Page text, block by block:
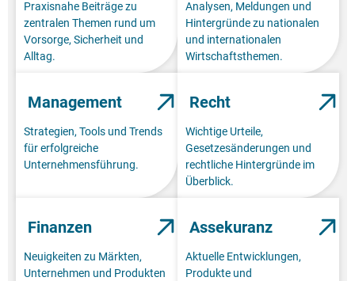
Praxisnahe Beiträge zu
zentralen Themen rund um
Vorsorge, Sicherheit und
Alltag.
Analysen, Meldungen und
Hintergründe zu nationalen
und internationalen
Wirtschaftsthemen.
Management
Strategien, Tools und Trends
für erfolgreiche
Unternehmensführung.
Recht
Wichtige Urteile,
Gesetzesänderungen und
rechtliche Hintergründe im
Überblick.
Finanzen
Neuigkeiten zu Märkten,
Unternehmen und Produkten
Assekuranz
Aktuelle Entwicklungen,
Produkte und